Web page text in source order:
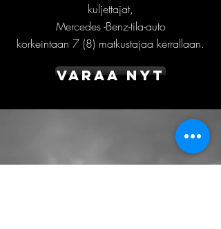
kuljettajat,
Mercedes -Benz-tila-auto
korkeintaan 7 (8) matkustajaa kerrallaan.
Varaa nyt